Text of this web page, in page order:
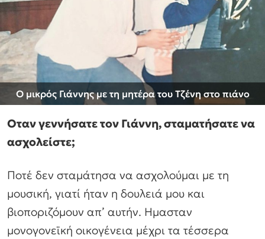
Ο μικρός Γιάννης με τη μητέρα του Τζένη στο πιάνο
Οταν γεννήσατε τον Γιάννη, σταματήσατε να
ασχολείστε;
Ποτέ δεν σταμάτησα να ασχολούμαι με τη
μουσική, γιατί ήταν η δουλειά μου και
βιοποριζόμουν απ’ αυτήν. Ημασταν
μονογονεϊκή οικογένεια μέχρι τα τέσσερα